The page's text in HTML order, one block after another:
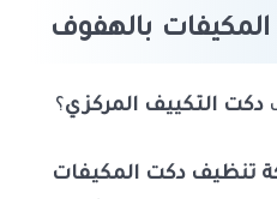
بالهفوف
دكت التكييف المركزي؟
تنظيف دكت المكيفات